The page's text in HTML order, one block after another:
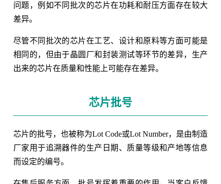
问题，例如不同批次的芯片在功耗和耐压方面存在较大
差异。
尽管不同批次的芯片在工艺、设计和原料等方面可能是
相同的，但由于晶圆厂和封装测试等环节的差异，生产
出来的芯片在质量和性能上可能存在差异。
芯片批号
芯片的批号，也被称为Lot Code或Lot Number，是由制造
厂家用于追溯器件的生产日期、质量等级和产地等信息
而设定的编号。